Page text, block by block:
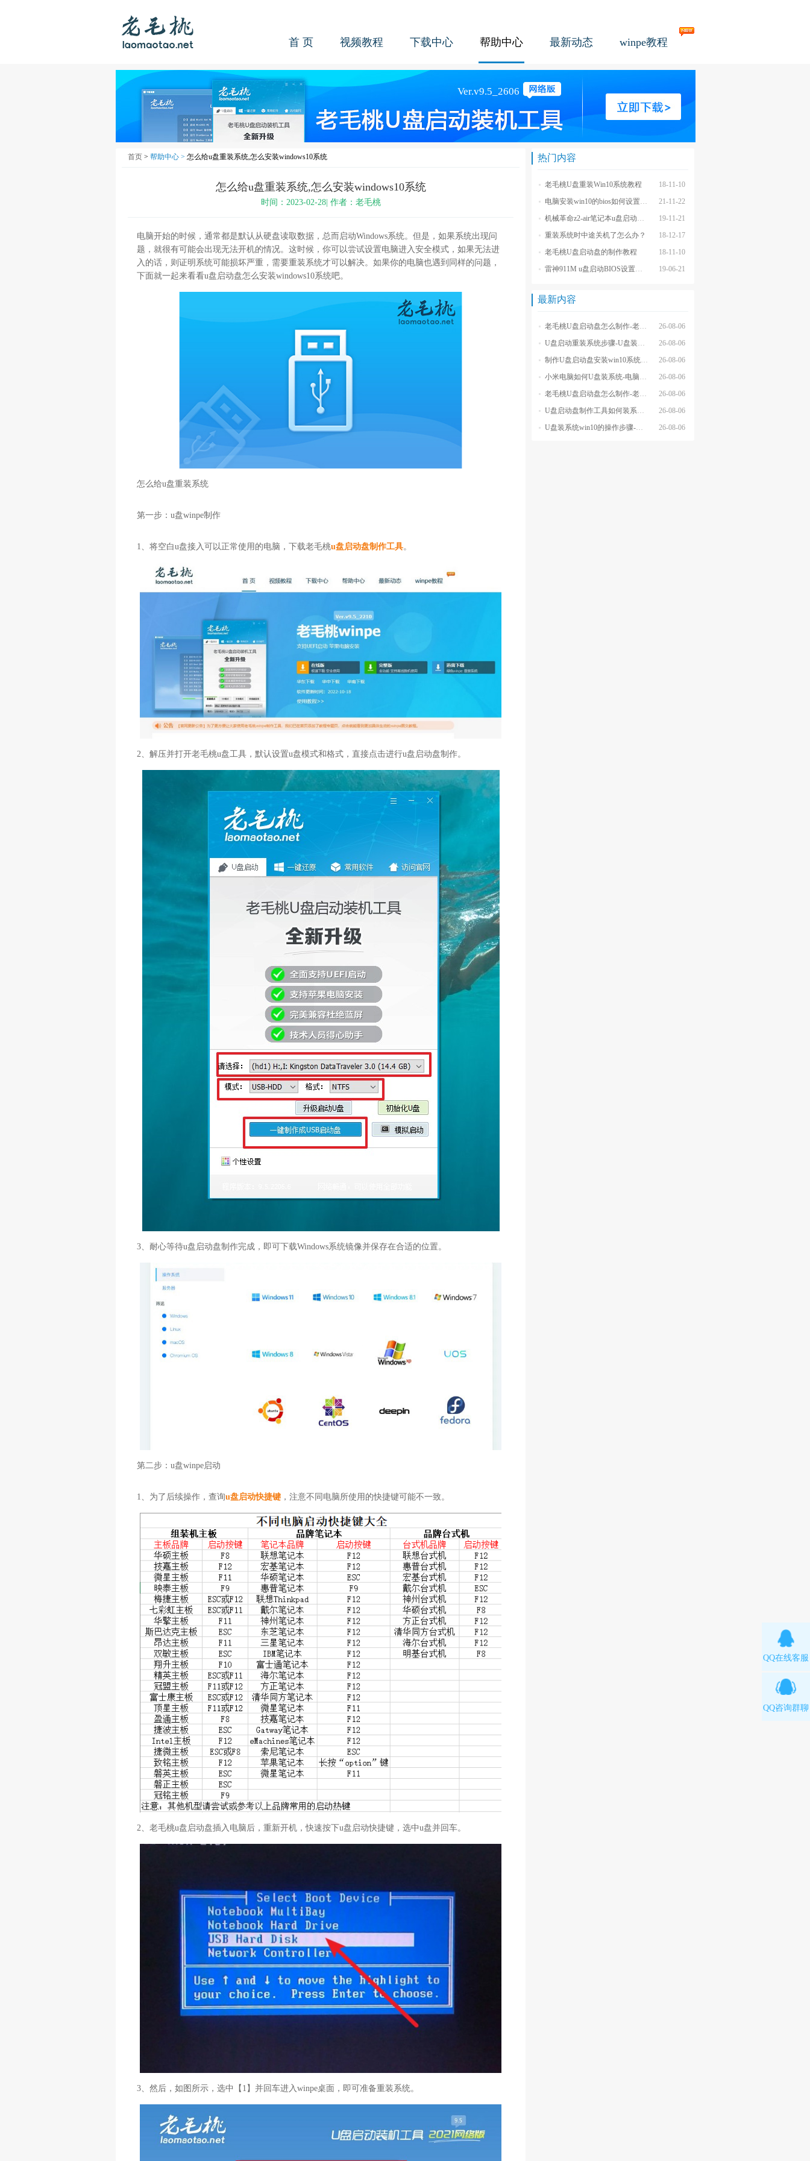
首 页 视频教程 下载中心 帮助中心 最新动态 winpe教程
首页 > 帮助中心 > 怎么给u盘重装系统,怎么安装windows10系统
怎么给u盘重装系统,怎么安装windows10系统
时间：2023-02-28| 作者：老毛桃
电脑开始的时候，通常都是默认从硬盘读取数据，总而启动Windows系统。但是，如果系统出现问
题，就很有可能会出现无法开机的情况。这时候，你可以尝试设置电脑进入安全模式，如果无法进
入的话，则证明系统可能损坏严重，需要重装系统才可以解决。如果你的电脑也遇到同样的问题，
下面就一起来看看u盘启动盘怎么安装windows10系统吧。
怎么给u盘重装系统
第一步：u盘winpe制作
1、将空白u盘接入可以正常使用的电脑，下载老毛桃u盘启动盘制作工具。
2、解压并打开老毛桃u盘工具，默认设置u盘模式和格式，直接点击进行u盘启动盘制作。
3、耐心等待u盘启动盘制作完成，即可下载Windows系统镜像并保存在合适的位置。
第二步：u盘winpe启动
1、为了后续操作，查询u盘启动快捷键 ，注意不同电脑所使用的快捷键可能不一致。
2、老毛桃u盘启动盘插入电脑后，重新开机，快速按下u盘启动快捷键，选中u盘并回车。
3、然后，如图所示，选中【1】并回车进入winpe桌面，即可准备重装系统。
热门内容
18-11-10
老毛桃U盘重装Win10系统教程
21-11-22
电脑安装win10的bios如何设置u盘图文教程
19-11-21
机械革命z2-air笔记本u盘启动BIOS设置教程
18-12-17
重装系统时中途关机了怎么办？
18-11-10
老毛桃U盘启动盘的制作教程
19-06-21
雷神911M u盘启动BIOS设置教程
最新内容
26-08-06
老毛桃U盘启动盘怎么制作-老毛桃winpeU盘启动盘制作步骤
26-08-06
U盘启动重装系统步骤-U盘装系统步骤操作
26-08-06
制作U盘启动盘安装win10系统步骤-制作U盘启动盘安装win10系统步骤
26-08-06
小米电脑如何U盘装系统-电脑怎么U盘装系统
26-08-06
老毛桃U盘启动盘怎么制作-老毛桃U盘启动盘制作步骤
26-08-06
U盘启动盘制作工具如何装系统- U盘启动盘制作工具怎么装系统
26-08-06
U盘装系统win10的操作步骤-外星人U盘装系统win10电脑
QQ在线客服
QQ咨询群聊